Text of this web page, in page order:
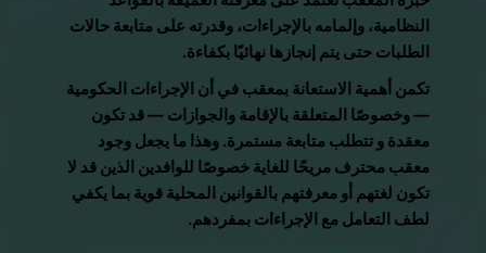
النظامية، وإلمامه بالإجراءات، وقدرته على متابعة حالات
الطلبات حتى يتم إنجازها نهائيًا بكفاءة.
تكمن أهمية الاستعانة بمعقب في أن الإجراءات الحكومية
— وخصوصًا المتعلقة بالإقامة والجوازات — قد تكون
معقدة و تتطلب متابعة مستمرة. وهذا ما يجعل وجود
معقب محترف مريحًا للغاية خصوصًا للوافدين الذين قد لا
تكون لغتهم أو معرفتهم بالقوانين المحلية قوية بما يكفي
لطف التعامل مع الإجراءات بمفردهم.